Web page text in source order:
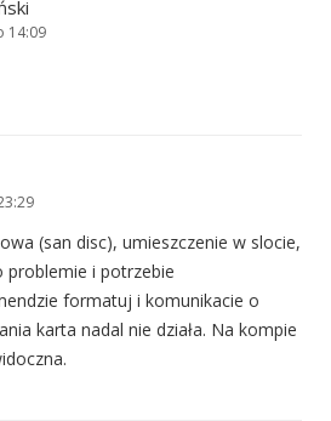
14:09
(san disc), umieszczenie w slocie,
problemie i potrzebie
formatuj i komunikacie o
karta nadal nie działa. Na kompie